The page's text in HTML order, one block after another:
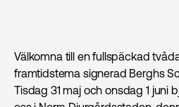
Välkomna till en fullspäckad
framtidstema signerad Berghs
Tisdag 31 maj och onsdag 1 juni